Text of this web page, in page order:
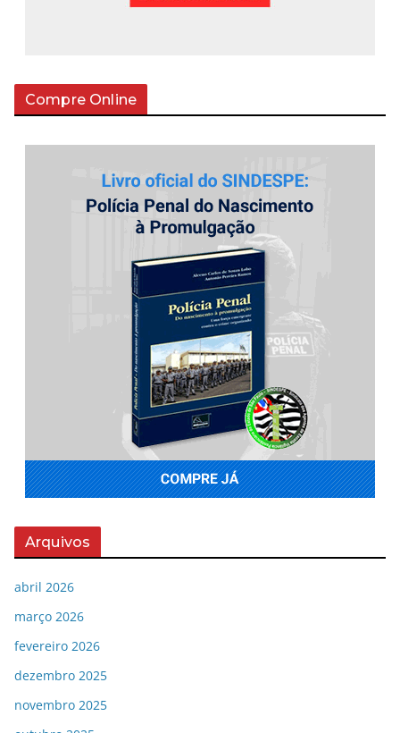
Compre Online
Arquivos
abril 2026
março 2026
fevereiro 2026
dezembro 2025
novembro 2025